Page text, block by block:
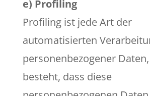
e) Profiling
Profiling ist jede Art der
automatisierten
personenbezogener
besteht, dass diese